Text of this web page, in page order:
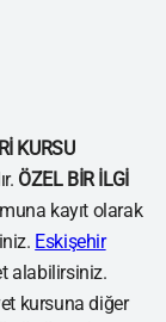
KURSU
ÖZEL BİR İLGİ
kayıt olarak
Eskişehir
alabilirsiniz.
kursuna diğer